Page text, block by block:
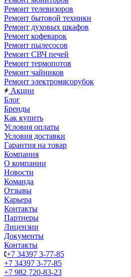
Ремонт телевизоров
Ремонт бытовой техники
Ремонт духовых шкафов
Ремонт кофеварок
Ремонт пылесосов
Ремонт СВЧ печей
Ремонт термопотов
Ремонт чайников
Ремонт электромясорубок
Акции
Блог
Бренды
Как купить
Условия оплаты
Условия доставки
Гарантия на товар
Компания
О компании
Новости
Команда
Отзывы
Карьера
Контакты
Партнеры
Лицензии
Документы
Контакты
+7 34397 3-77-85
+7 34397 3-77-85
+7 982 720-83-23